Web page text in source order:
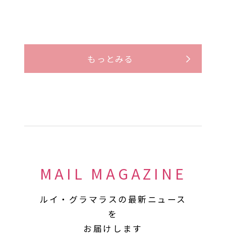
もっとみる
MAIL MAGAZINE
ルイ・グラマラスの最新ニュース
を
お届けします